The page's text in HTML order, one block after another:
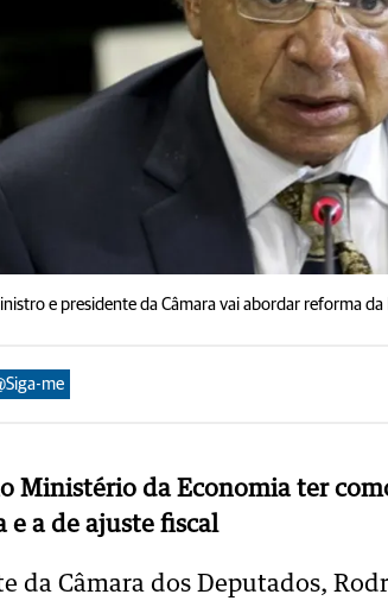
e presidente da Câmara vai abordar reforma da
me
Ministério da Economia ter
e a de ajuste fiscal
da Câmara dos Deputados,